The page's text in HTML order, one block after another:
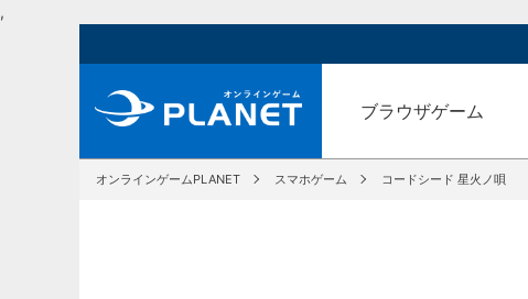
,
ブラウザゲーム
オンラインゲームPLANET スマホゲーム コードシード 星火ノ唄